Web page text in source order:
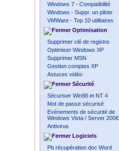
Windows 7 - Compatibilité
Windows - Suppr. un pilote
VMWare - Top 10 utilitaires
Optimisation
Supprimer clé de registre
Optimiser Windows XP
Supprimer MSN
Gestion comptes XP
Astuces vidéo
Sécurité
Sécuriser Win98 et NT 4
Mot de passe sécurisé
Evénements de sécurité de
Windows Vista / Server 2008
Antivirus
Logiciels
Pb récupération doc Word